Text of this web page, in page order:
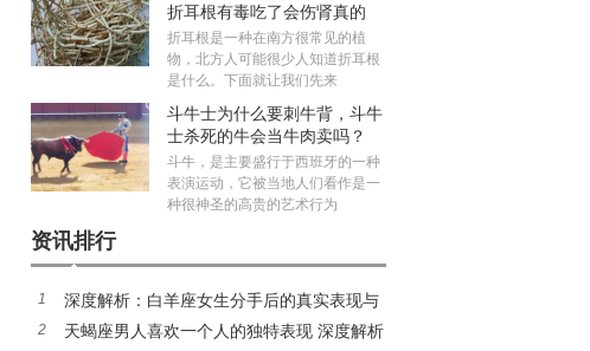
折耳根有毒吃了会伤肾真的
吗？
折耳根是一种在南方很常见的植
物，北方人可能很少人知道折耳根
是什么。下面就让我们先来
斗牛士为什么要刺牛背，斗牛
士杀死的牛会当牛肉卖吗？
斗牛，是主要盛行于西班牙的一种
表演运动，它被当地人们看作是一
种很神圣的高贵的艺术行为
资讯排行
1
深度解析：白羊座女生分手后的真实表现与
真假分手辨别
2
天蝎座男人喜欢一个人的独特表现 深度解析